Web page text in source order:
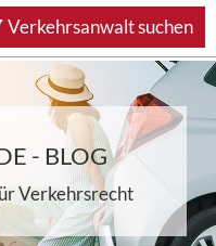
- BLOG
Verkehrsrecht
Verkehrsanwalt suchen